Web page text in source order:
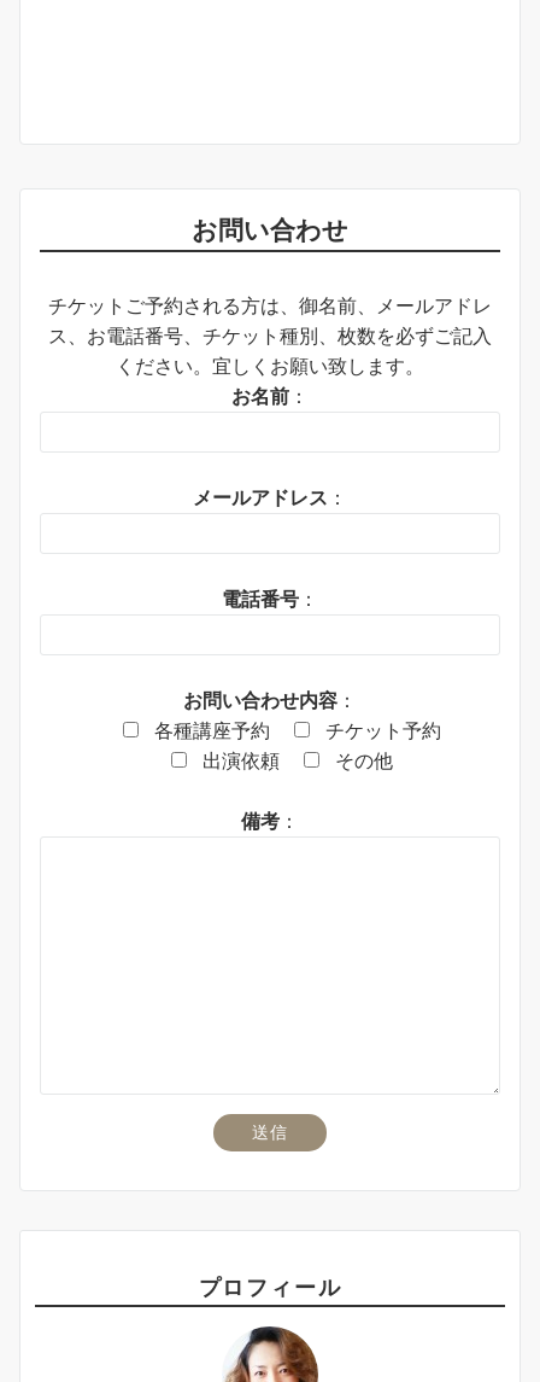
お問い合わせ
チケットご予約される方は、御名前、メールアドレ
ス、お電話番号、チケット種別、枚数を必ずご記入
ください。宜しくお願い致します。
お名前 ：
メールアドレス ：
電話番号 ：
お問い合わせ内容 ：
各種講座予約
チケット予約
出演依頼
その他
備考 ：
プロフィール